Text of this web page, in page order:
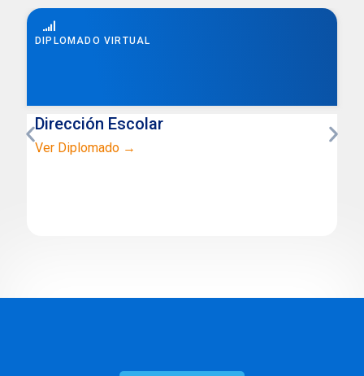
DIPLOMADO VIRTUAL
Dirección Escolar
Ver Diplomado →